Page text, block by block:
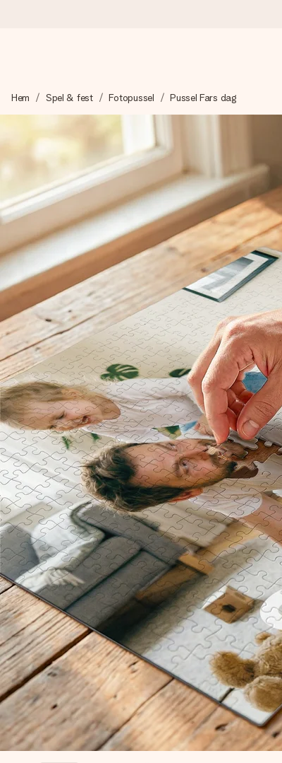
Vi skapar din gåva med omsorg och skickar den
4,6 (baserat på +15 000 recensioner)
Våra gåvor inspirerar. Kunder ger oss 4,6 på Google
Gratis hälsning
Skapa något unikt med bara några få steg – med
stunden.
Hem Spel & fest Fotopussel Pussel Fars dag